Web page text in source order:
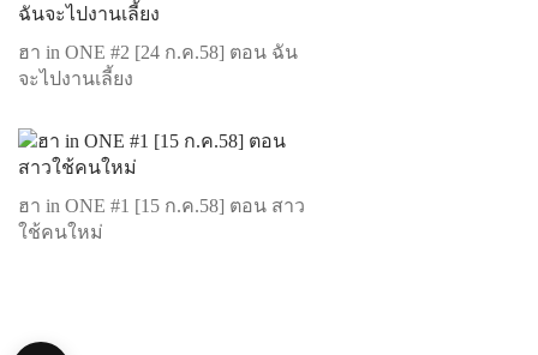
ฮา in ONE #2 [24 ก.ค.58] ตอน ฉัน
จะไปงานเลี้ยง
ฮา in ONE #1 [15 ก.ค.58] ตอน สาว
ใช้คนใหม่